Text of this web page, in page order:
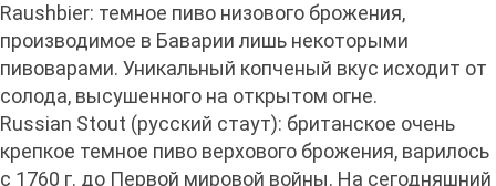
Raushbier: темное пиво низового брожения,
производимое в Баварии лишь некоторыми
пивоварами. Уникальный копченый вкус исходит от
солода, высушенного на открытом огне.
Russian Stout (русский стаут): британское очень
крепкое темное пиво верхового брожения, варилось
с 1760 г. до Первой мировой войны. На сегодняшний